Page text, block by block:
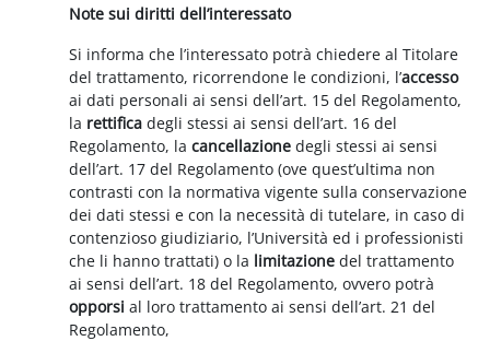
Note sui diritti dell’interessato
Si informa che l’interessato potrà chiedere al Titolare
del trattamento, ricorrendone le condizioni, l’accesso
ai dati personali ai sensi dell’art. 15 del Regolamento,
la rettificadegli stessi ai sensi dell’art. 16 del
Regolamento, lacancellazione degli stessi ai sensi
dell’art. 17 del Regolamento (ove quest’ultima non
contrasti con la normativa vigente sulla conservazione
dei dati stessi e con la necessità di tutelare, in caso di
contenzioso giudiziario, l’Università ed i professionisti
che li hanno trattati) o la limitazione del trattamento
ai sensi dell’art. 18 del Regolamento, ovvero potrà
opporsi al loro trattamento ai sensi dell’art. 21 del
Regolamento,